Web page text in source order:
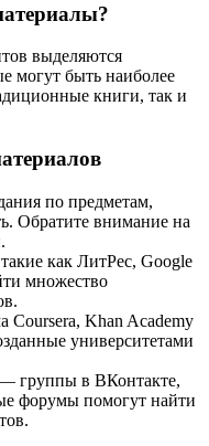
выделяются
могут быть наиболее
книги, так и
по предметам,
Обратите внимание на
как ЛитРес, Google
множество
Coursera, Khan Academy
университетами
группы в ВКонтакте,
форумы помогут найти